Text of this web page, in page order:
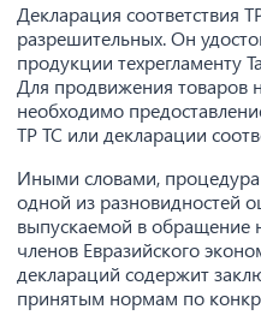
Декларация соответствия
разрешительных. Он
продукции техрегламенту
Для продвижения товаров
необходимо
ТР ТС или декларации
Иными словами, процедура
одной из разновидностей
выпускаемой в обращение
членов Евразийского
деклараций содержит
принятым нормам по